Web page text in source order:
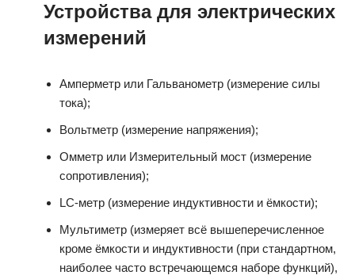
Устройства для электрических
измерений
Амперметр или Гальванометр (измерение силы
тока);
Вольтметр (измерение напряжения);
Омметр или Измерительный мост (измерение
сопротивления);
LC-метр (измерение индуктивности и ёмкости);
Мультиметр (измеряет всё вышеперечисленное
кроме ёмкости и индуктивности (при стандартном,
наиболее часто встречающемся наборе функций),